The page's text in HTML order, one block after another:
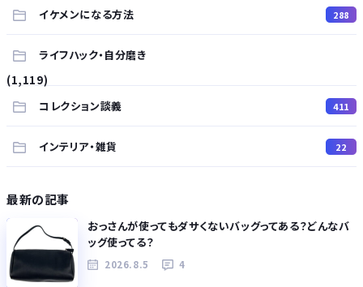
イケメンになる方法 288
ライフハック・自分磨き
(1,119)
コレクション談義
411
インテリア・雑貨 22
最新の記事
おっさんが使ってもダサくないバッグってある？どんなバ
ッグ使ってる？
2026.8.5 4